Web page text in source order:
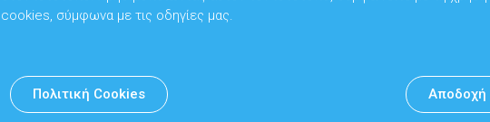
Copyright © 2026Υπουργείο Ψηφιακής Διακυβέρνησης
cookies, σύμφωνα με τις οδηγίες μας.
Πολιτική Cookies Αποδοχή